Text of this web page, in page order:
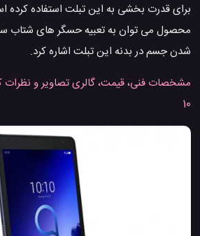
برای قدرت بخشی به این تبلت استفاده کرده
محصول می توان به تعبیه حسگر های شتاب
شدن جسم در بدنه این تبلت اشاره کرد.
10